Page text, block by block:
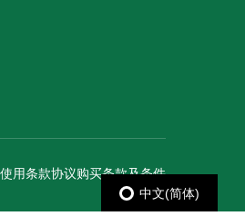
使用条款协议购买条款及条件
中文(简体)